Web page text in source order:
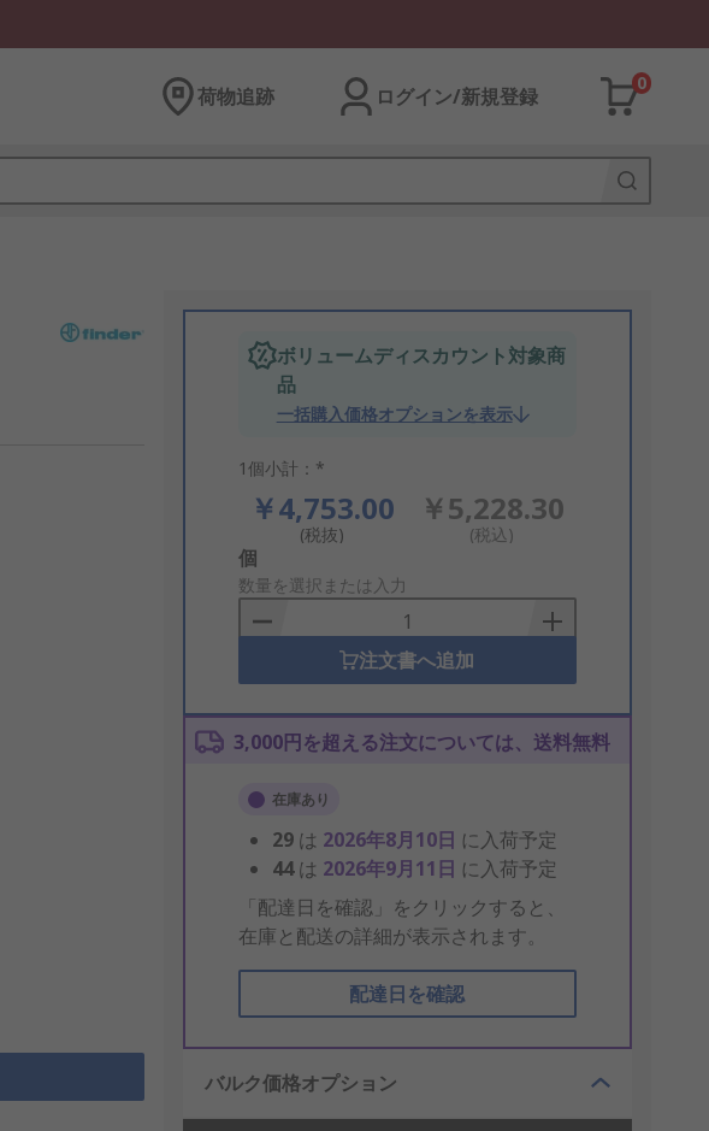
荷物追跡 ログイン/新規登録
0
ボリュームディスカウント対象商
品
一括購入価格オプションを表示
1個小計：*
￥4,753.00
(税抜)
￥5,228.30
(税込)
Add
to
Basket
個
数量を選択または入力
注文書へ追加
3,000円を超える注文については、送料無料
在庫あり
29 は 2026年8月10日 に入荷予定
44は 2026年9月11日 に入荷予定
「配達日を確認」をクリックすると、
在庫と配送の詳細が表示されます。
配達日を確認
バルク価格オプション